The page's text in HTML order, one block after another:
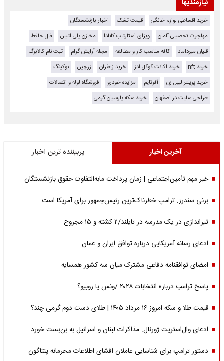
نیازمندیها
خرید اقساطی لوازم خانگی قیمت تشک
اخبار بازنشستگان
مهاجرت تحصیلی آلمان
ویزای استارتاپ کانادا مخازن پلی اتیلن
فال حافظ
قلیان میرداماد
کافه مناسب کار و مطالعه مجله آرایش گرام
ثبت نام کالابرگ
خرید nft
خرید اکانت گوگل ادز خرید زعفران زرچین
بوکینگ
خرید پرینتر لیبل زن
آفرتایم مزایده خودرو
فروشگاه لوله و اتصالات
طراحی سایت در اصفهان
خرید سکه پارسیان گرمی
آخرین اخبار پربیننده ترین اخبار
خبر مهم تأمین‌اجتماعی | زمان پرداخت مابه‌التفاوت حقوق بازنشستگان
برنی سندرز: ترامپ خطرناک‌ترین رئیس‌جمهور برای آمریکا است
تیراندازی در یک مدرسه در تایلند/۲ کشته و ۱۵ مجروح
ادعای رسانه آمریکایی درباره توافق ایران و عمان
امضای توافقنامه دفاعی مشترک میان سه کشور همسایه
پاسخ ترامپ درباره انتخابات ۲۰۲۸ /ونس یا روبیو؟
قیمت طلا و سکه امروز ۱۶ مرداد ۱۴۰۵ | طلای دست دوم گرمی چند؟
ادعای وال‌استریت ژورنال: مذاکرات لبنان و اسرائیل به بن‌بست خورد
دستور ترامپ برای شناسایی عاملان افشای اطلاعات محرمانه پنتاگون